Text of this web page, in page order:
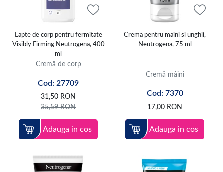
Lapte de corp pentru fermitate
Visibly Firming Neutrogena, 400
ml
Cremă de corp
Cod: 27709
31,50 RON
35,59RON
Adauga in cos
Crema pentru maini si unghii,
Neutrogena, 75 ml
Cremă mâini
Cod: 7370
17,00 RON
Adauga in cos